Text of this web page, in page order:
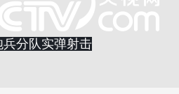
分队实弹射击